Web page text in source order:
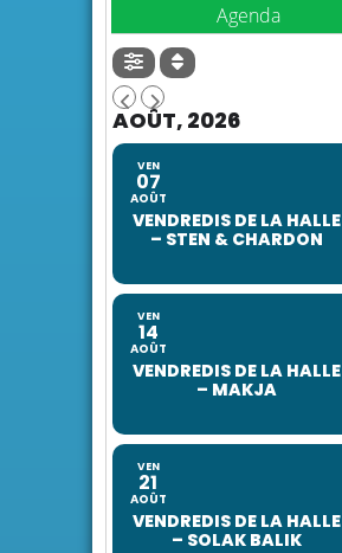
Agenda
AOÛT, 2026
VEN
07
AOÛT
VENDREDIS DE LA HALLE
– STEN & CHARDON
VEN
14
AOÛT
VENDREDIS DE LA HALLE
– MAKJA
VEN
21
AOÛT
VENDREDIS DE LA HALLE
– SOLAK BALIK